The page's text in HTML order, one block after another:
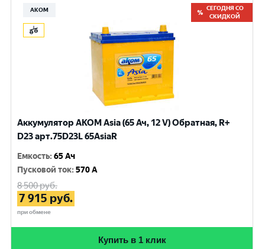
АКОМ
СЕГОДНЯ СО
СКИДКОЙ
Аккумулятор AKOM Asia (65 Ач, 12 V) Обратная, R+
D23 арт.75D23L 65AsiaR
Емкость:65 Ач
Пусковой ток:570 A
8 500руб.
7 915 руб.
при обмене
Купить в 1 клик